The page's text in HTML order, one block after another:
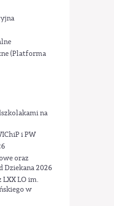
(Platforma
na
i PW
oraz
Dziekana 2026
LO im.
w